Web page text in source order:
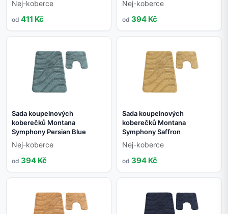
Nej-koberce
od 411 Kč
Nej-koberce
od 394 Kč
Sada koupelnových
koberečků Montana
Symphony Persian Blue
Nej-koberce
od 394 Kč
Sada koupelnových
koberečků Montana
Symphony Saffron
Nej-koberce
od 394 Kč